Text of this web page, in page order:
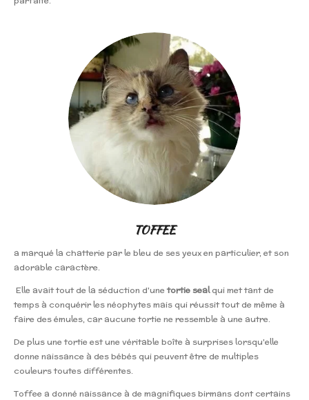
TOFFEE
a marqué la chatterie par le bleu de ses yeux en particulier, et son
adorable caractère.
Elle avait tout de la séduction d'unetortie sealqui met tant de
temps à conquérir les néophytes mais qui réussit tout de même à
faire des émules, car aucune tortie ne ressemble à une autre.
De plus une tortie est une véritable boîte à surprises lorsqu'elle
donne naissance à des bébés qui peuvent être de multiples
couleurs toutes différentes.
Toffee a donné naissance à de magnifiques birmans dont certains